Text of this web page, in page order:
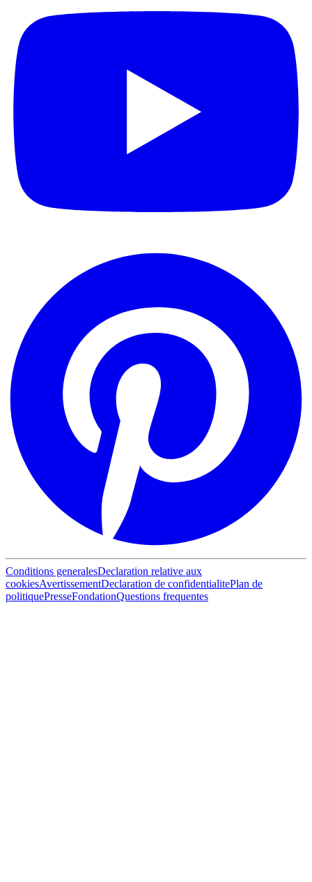
Conditions generalesDeclaration relative aux
cookiesAvertissementDeclaration de confidentialitePlan de
politiquePresseFondationQuestions frequentes